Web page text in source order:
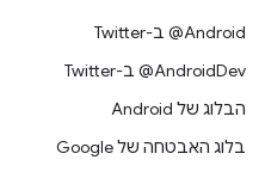
‎@Android ב-Twitter
‎@AndroidDev ב-Twitter
הבלוג של Android
בלוג האבטחה של Google